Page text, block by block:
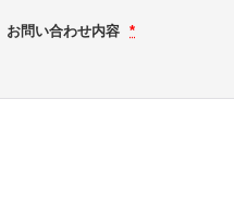
お問い合わせ内容 *